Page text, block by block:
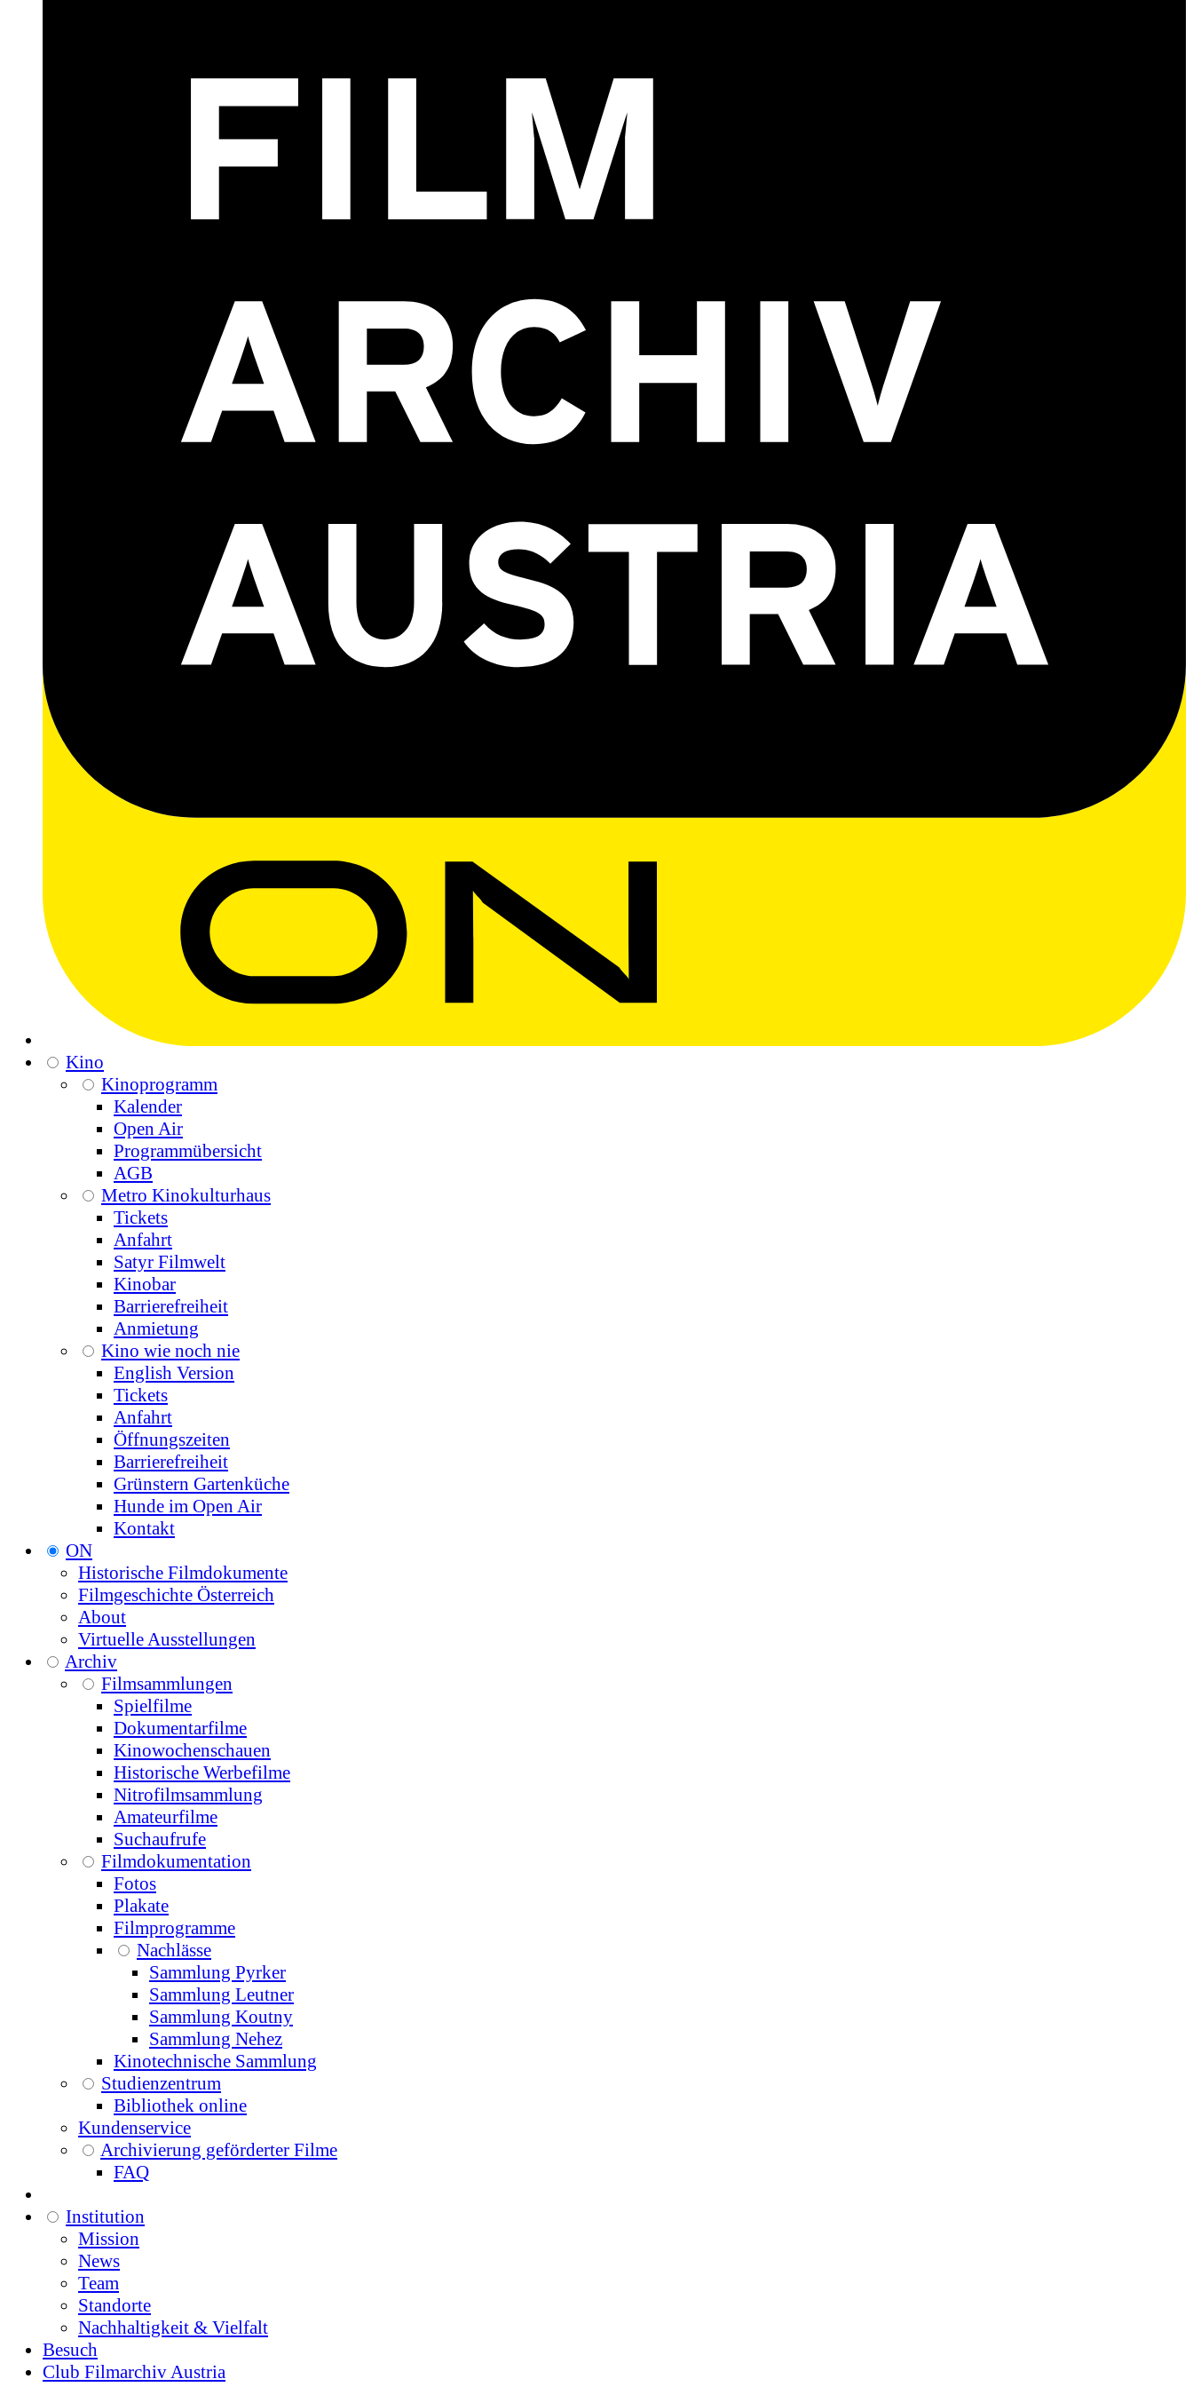
Kino
Kinoprogramm
Kalender
Open Air
Programmübersicht
AGB
Metro Kinokulturhaus
Tickets
Anfahrt
Satyr Filmwelt
Kinobar
Barrierefreiheit
Anmietung
Kino wie noch nie
English Version
Tickets
Anfahrt
Öffnungszeiten
Barrierefreiheit
Grünstern Gartenküche
Hunde im Open Air
Kontakt
ON
Historische Filmdokumente
Filmgeschichte Österreich
About
Virtuelle Ausstellungen
Archiv
Filmsammlungen
Spielfilme
Dokumentarfilme
Kinowochenschauen
Historische Werbefilme
Nitrofilmsammlung
Amateurfilme
Suchaufrufe
Filmdokumentation
Fotos
Plakate
Filmprogramme
Nachlässe
Sammlung Pyrker
Sammlung Leutner
Sammlung Koutny
Sammlung Nehez
Kinotechnische Sammlung
Studienzentrum
Bibliothek online
Kundenservice
Archivierung geförderter Filme
FAQ
Institution
Mission
News
Team
Standorte
Nachhaltigkeit & Vielfalt
Besuch
Club Filmarchiv Austria